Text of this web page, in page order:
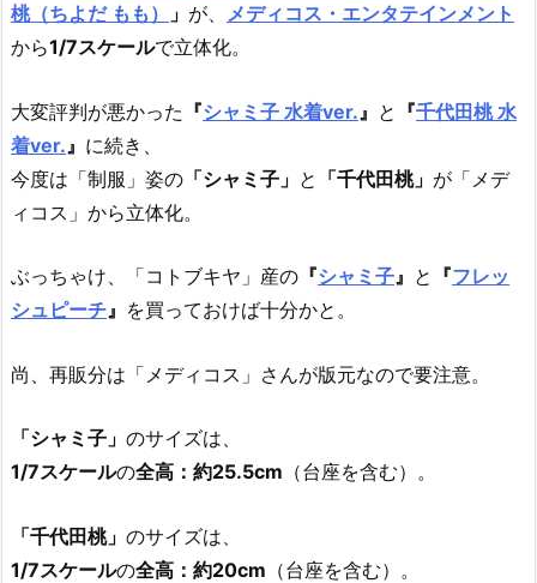
桃（ちよだ もも）
」 が、 メディコス・エンタテインメント
から1/7スケールで立体化。
大変評判が悪かった 『シャミ子 水着ver. 』 と 『千代田桃 水
着ver. 』 に続き、
今度は「制服」姿の 「シャミ子」 と 「千代田桃」 が「メデ
ィコス」から立体化。
ぶっちゃけ、「コトブキヤ」産の 『シャミ子』 と 『フレッ
シュピーチ』 を買っておけば十分かと。
尚、再販分は「メディコス」さんが版元なので要注意。
「シャミ子」 のサイズは、
1/7スケールの全高：約25.5cm （台座を含む）。
「千代田桃」 のサイズは、
1/7スケールの全高：約20cm （台座を含む）。